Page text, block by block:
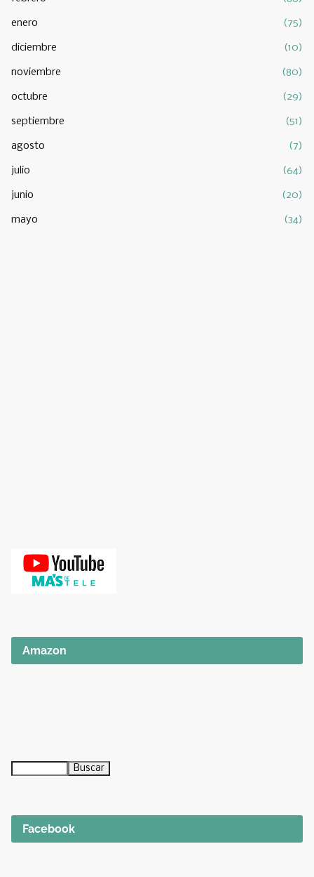
enero (75)
diciembre (10)
noviembre (80)
octubre (29)
septiembre (51)
agosto (7)
julio (64)
junio (20)
mayo (34)
Amazon
Facebook